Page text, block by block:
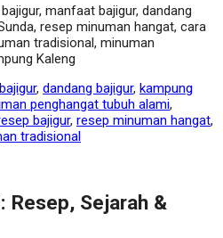
manfaat bajigur, dandang
resep minuman hangat, cara
tradisional, minuman
Kaleng
, dandang bajigur, kampung
penghangat tubuh alami,
bajigur, resep minuman hangat,
tradisional
Resep, Sejarah &